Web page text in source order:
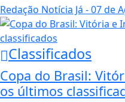
Redação Notícia Já - 07 de
Classificados
Copa do Brasil:
os últimos